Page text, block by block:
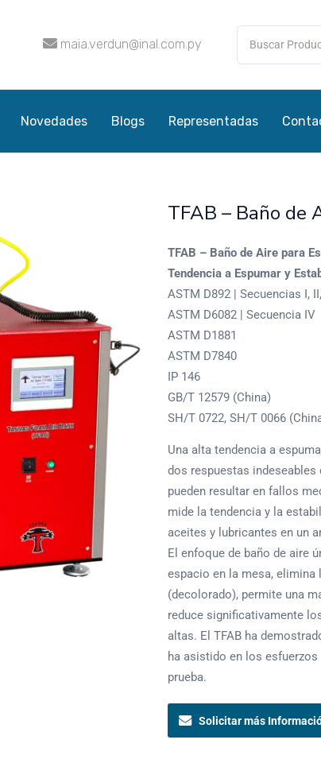
maia.verdun@inal.com.py
Novedades Blogs Representadas
TFAB – Baño de
TFAB – Baño de Aire para
Tendencia a Espumar y
ASTM D892 | Secuencias I,
ASTM D6082 | Secuencia IV
ASTM D1881
ASTM D7840
IP 146
GB/T 12579 (China)
SH/T 0722, SH/T 0066
Una alta tendencia a
dos respuestas
pueden resultar en fallos
mide la tendencia y la
aceites y lubricantes en un
El enfoque de baño de aire
espacio en la mesa, elimina
(decolorado), permite una
reduce significativamente
altas. El TFAB ha
ha asistido en los
prueba.
Solicitar más